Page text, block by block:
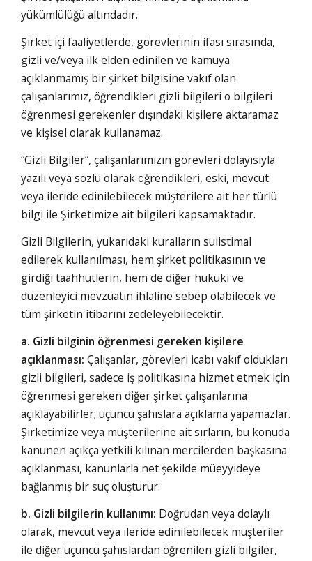
yükümlülüğü altındadır.
Şirket içi faaliyetlerde, görevlerinin ifası sırasında,
gizli ve/veya ilk elden edinilen ve kamuya
açıklanmamış bir şirket bilgisine vakıf olan
çalışanlarımız, öğrendikleri gizli bilgileri o bilgileri
öğrenmesi gerekenler dışındaki kişilere aktaramaz
ve kişisel olarak kullanamaz.
“Gizli Bilgiler”, çalışanlarımızın görevleri dolayısıyla
yazılı veya sözlü olarak öğrendikleri, eski, mevcut
veya ileride edinilebilecek müşterilere ait her türlü
bilgi ile Şirketimize ait bilgileri kapsamaktadır.
Gizli Bilgilerin, yukarıdaki kuralların suiistimal
edilerek kullanılması, hem şirket politikasının ve
girdiği taahhütlerin, hem de diğer hukuki ve
düzenleyici mevzuatın ihlaline sebep olabilecek ve
tüm şirketin itibarını zedeleyebilecektir.
a. Gizli bilginin öğrenmesi gereken kişilere
açıklanması: Çalışanlar, görevleri icabı vakıf oldukları
gizli bilgileri, sadece iş politikasına hizmet etmek için
öğrenmesi gereken diğer şirket çalışanlarına
açıklayabilirler; üçüncü şahıslara açıklama yapamazlar.
Şirketimize veya müşterilerine ait sırların, bu konuda
kanunen açıkça yetkili kılınan mercilerden başkasına
açıklanması, kanunlarla net şekilde müeyyideye
bağlanmış bir suç oluşturur.
b. Gizli bilgilerin kullanımı: Doğrudan veya dolaylı
olarak, mevcut veya ileride edinilebilecek müşteriler
ile diğer üçüncü şahıslardan öğrenilen gizli bilgiler,